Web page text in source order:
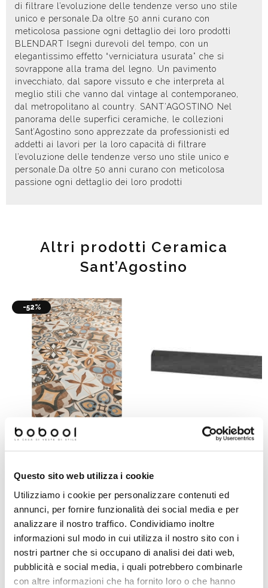
Questo sito web utilizza i cookie
Utilizziamo i cookie per personalizzare contenuti ed
annunci, per fornire funzionalità dei social media e per
analizzare il nostro traffico. Condividiamo inoltre
informazioni sul modo in cui utilizza il nostro sito con i
nostri partner che si occupano di analisi dei dati web,
pubblicità e social media, i quali potrebbero combinarle
con altre informazioni che ha fornito loro o che hanno
di filtrare l’evoluzione delle tendenze verso uno stile
unico e personale.Da oltre 50 anni curano con
meticolosa passione ogni dettaglio dei loro prodotti
BLENDART Isegni durevoli del tempo, con un
elegantissimo effetto “verniciatura usurata” che si
sovrappone alla trama del legno. Un pavimento
invecchiato, dal sapore vissuto e che interpreta al
meglio stili che vanno dal vintage al contemporaneo,
dal metropolitano al country. SANT’AGOSTINO Nel
panorama delle superfici ceramiche, le collezioni
Sant’Agostino sono apprezzate da professionisti ed
addetti ai lavori per la loro capacità di filtrare
l’evoluzione delle tendenze verso uno stile unico e
personale.Da oltre 50 anni curano con meticolosa
passione ogni dettaglio dei loro prodotti
Altri prodotti Ceramica
Sant’Agostino
-52%
Colors Mix, Ceramica Sant'Agostino
Richiedi preventivo Richiedi preventivo
Prodotti simili